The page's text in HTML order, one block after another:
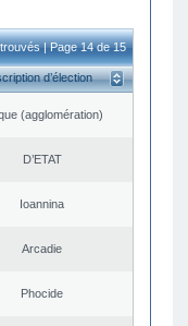
| Page 14 de 15
d’élection
(agglomération)
D’ETAT
Ioannina
Arcadie
Phocide